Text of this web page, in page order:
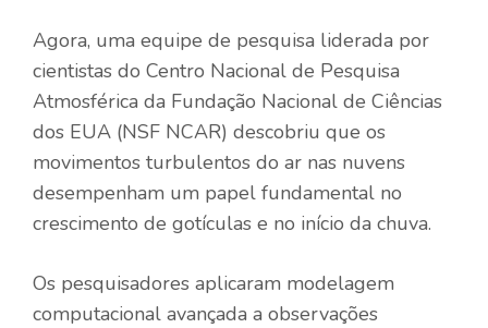
Agora, uma equipe de pesquisa liderada por
cientistas do Centro Nacional de Pesquisa
Atmosférica da Fundação Nacional de Ciências
dos EUA (NSF NCAR) descobriu que os
movimentos turbulentos do ar nas nuvens
desempenham um papel fundamental no
crescimento de gotículas e no início da chuva.
Os pesquisadores aplicaram modelagem
computacional avançada a observações